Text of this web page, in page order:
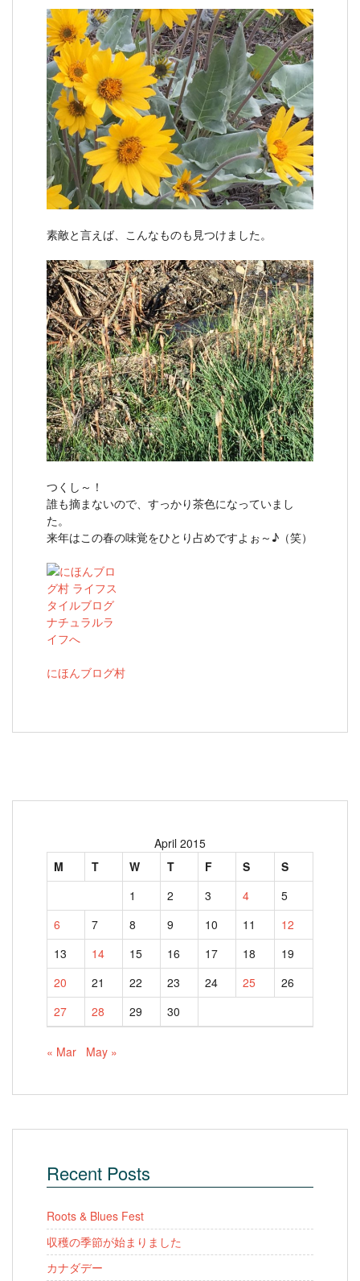
素敵と言えば、こんなものも見つけました。
つくし～！
誰も摘まないので、すっかり茶色になっていまし
た。
来年はこの春の味覚をひとり占めですよぉ～♪（笑）
にほんブログ村
April 2015
M
T W T F S
S
1
2 3 4
5
6
7 8 9 10 11
12
13
14 15 16 17 18
19
20
21 22 23 24 25
26
27
28 29 30
« Mar May »
Recent Posts
Roots & Blues Fest
収穫の季節が始まりました
カナダデー